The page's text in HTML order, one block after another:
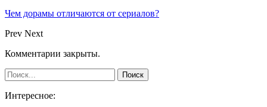
Чем дорамы отличаются от сериалов?
Prev Next
Комментарии закрыты.
Интересное: